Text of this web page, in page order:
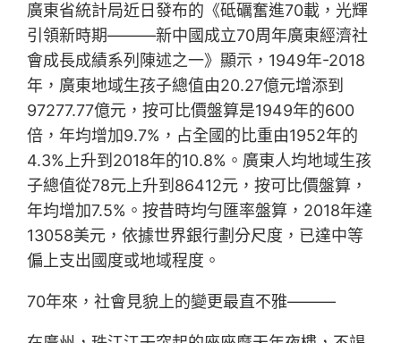
廣東省統計局近日發布的《砥礪奮進70載，光輝
引領新時期———新中國成立70周年廣東經濟社
會成長成績系列陳述之一》顯示，1949年-2018
年，廣東地域生孩子總值由20.27億元增添到
97277.77億元，按可比價盤算是1949年的600
倍，年均增加9.7%，占全國的比重由1952年的
4.3%上升到2018年的10.8%。廣東人均地域生孩
子總值從78元上升到86412元，按可比價盤算，
年均增加7.5%。按昔時均勻匯率盤算，2018年達
13058美元，依據世界銀行劃分尺度，已達中等
偏上支出國度或地域程度。
70年來，社會見貌上的變更最直不雅———